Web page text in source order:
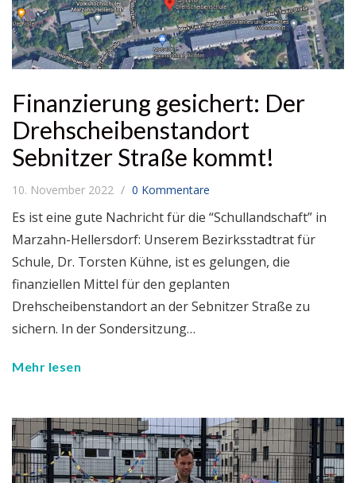
Finanzierung gesichert: Der
Drehscheibenstandort
Sebnitzer Straße kommt!
10. November 2022 0 Kommentare
Es ist eine gute Nachricht für die “Schullandschaft” in
Marzahn-Hellersdorf: Unserem Bezirksstadtrat für
Schule, Dr. Torsten Kühne, ist es gelungen, die
finanziellen Mittel für den geplanten
Drehscheibenstandort an der Sebnitzer Straße zu
sichern. In der Sondersitzung…
Mehr lesen